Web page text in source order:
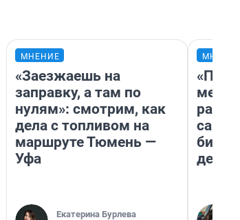
МНЕНИЕ
«Заезжаешь на
заправку, а там по
нулям»: смотрим, как
дела с топливом на
маршруте Тюмень —
Уфа
Екатерина Бурлева